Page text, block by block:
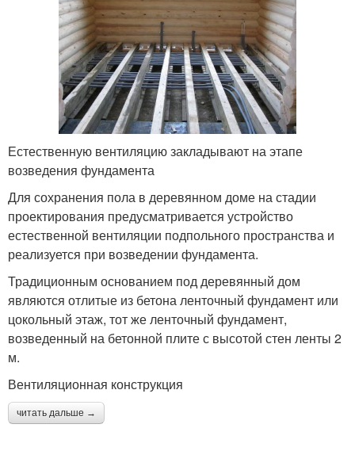
Естественную вентиляцию закладывают на этапе
возведения фундамента
Для сохранения пола в деревянном доме на стадии
проектирования предусматривается устройство
естественной вентиляции подпольного пространства и
реализуется при возведении фундамента.
Традиционным основанием под деревянный дом
являются отлитые из бетона ленточный фундамент или
цокольный этаж, тот же ленточный фундамент,
возведенный на бетонной плите с высотой стен ленты 2
м.
Вентиляционная конструкция
читать дальше →